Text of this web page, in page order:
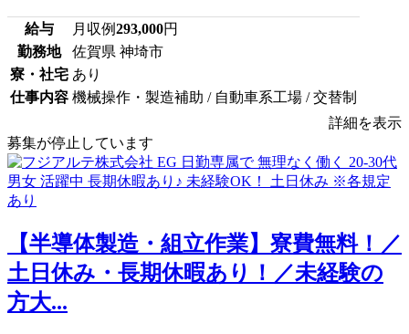
給与 月収例293,000円
勤務地
佐賀県 神埼市
寮・社宅 あり
仕事内容 機械操作・製造補助 / 自動車系工場 / 交替制
詳細を表示
募集が停止しています
【半導体製造・組立作業】寮費無料！／
土日休み・長期休暇あり！／未経験の
方大...